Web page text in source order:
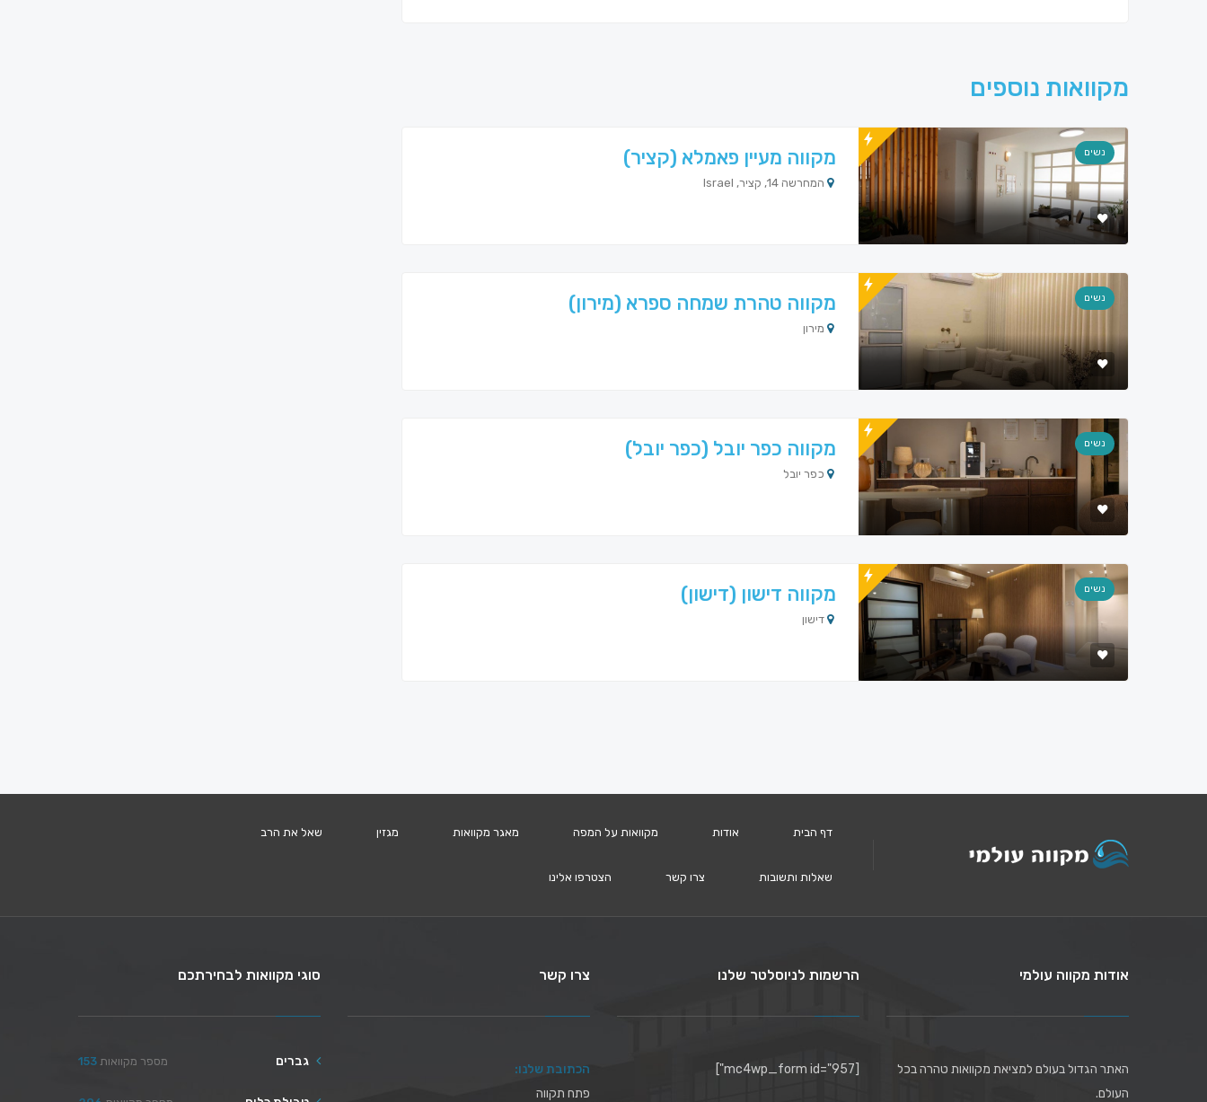
מקוואות נוספים
נשים מקווה מעיין פאמלא (קציר)
המחרשה 14, קציר, Israel
נשים מקווה טהרת שמחה ספרא (מירון)
מירון
נשים מקווה כפר יובל (כפר יובל)
כפר יובל
נשים מקווה דישון (דישון)
דישון
דף הבית אודות מקוואות על המפה מאגר מקוואות מגזין שאל את הרב
שאלות ותשובות צרו קשר הצטרפו אלינו
אודות מקווה עולמי
האתר הגדול בעולם למציאת מקוואות טהרה בכל
העולם.
הרשמות לניוסלטר שלנו
[mc4wp_form id="957"]
צרו קשר
הכתובת שלנו:
פתח תקווה
סוגי מקוואות לבחירתכם
גברים 153 מספר מקוואות